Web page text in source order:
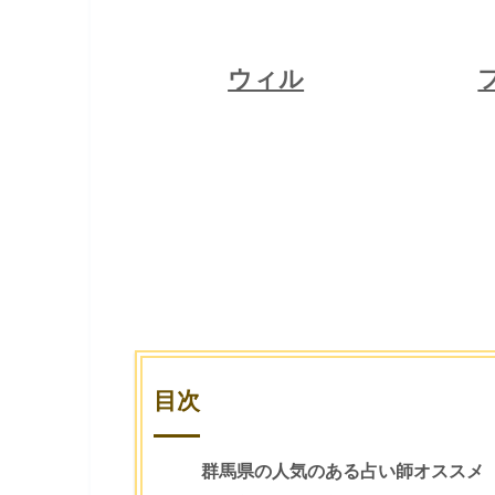
ウィル
目次
群馬県の人気のある占い師オススメ